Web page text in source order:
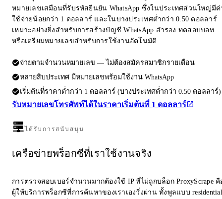
หมายเลขเสมือนที่รับรหัสยืนยัน WhatsApp ซึ่งในประเทศส่วนใหญ่มีค่
ใช้จ่ายน้อยกว่า 1 ดอลลาร์ และในบางประเทศต่ำกว่า 0.50 ดอลลาร์
เหมาะอย่างยิ่งสำหรับการสร้างบัญชี WhatsApp สำรอง ทดสอบบอท
หรือเตรียมหมายเลขสำหรับการใช้งานอัตโนมัติ
จ่ายตามจำนวนหมายเลข — ไม่ต้องสมัครสมาชิกรายเดือน
หลายสิบประเทศ มีหมายเลขพร้อมใช้งาน WhatsApp
เริ่มต้นที่ราคาต่ำกว่า 1 ดอลลาร์ (บางประเทศต่ำกว่า 0.50 ดอลลาร์)
รับหมายเลขโทรศัพท์ได้ในราคาเริ่มต้นที่ 1 ดอลลาร์
ได้รับการสนับสนุน
เครือข่ายพร็อกซีที่เราใช้งานจริง
การตรวจสอบเบอร์จำนวนมากต้องใช้ IP ที่ไม่ถูกบล็อก ProxyScrape คื
ผู้ให้บริการพร็อกซีที่การค้นหาของเราเองวิ่งผ่าน ทั้งพูลแบบ residential